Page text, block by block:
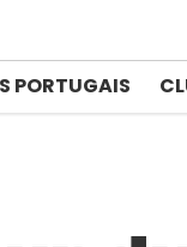
PORTUGAIS